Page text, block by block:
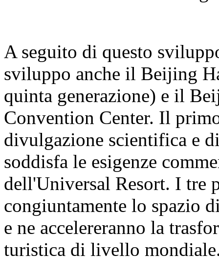
A seguito di questo
sviluppo anche il Beijing
quinta generazione) e il
Convention Center. Il
divulgazione scientifica e
soddisfa le esigenze
dell'Universal Resort. I tre
congiuntamente lo spazio
e ne accelereranno la
turistica di livello